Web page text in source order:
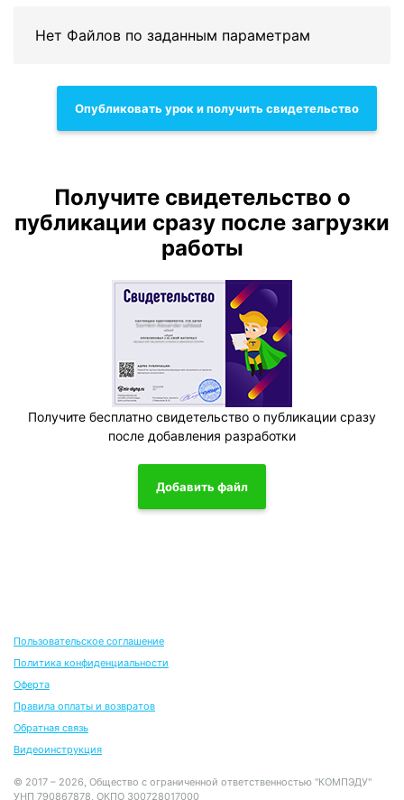
Нет Файлов по заданным параметрам
Опубликовать урок и получить свидетельство
Получите свидетельство о
публикации сразу после загрузки
работы
Получите бесплатно свидетельство о публикации сразу
после добавления разработки
Добавить файл
Пользовательское соглашение
Политика конфиденциальности
Оферта
Правила оплаты и возвратов
Обратная связь
Видеоинструкция
© 2017 – 2026, Общество с ограниченной ответственностью "КОМПЭДУ"
УНП 790867878, ОКПО 300728017000